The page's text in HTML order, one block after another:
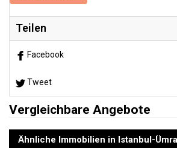
Teilen
Facebook
Tweet
Vergleichbare Angebote
Ähnliche Immobilien in Istanbul-